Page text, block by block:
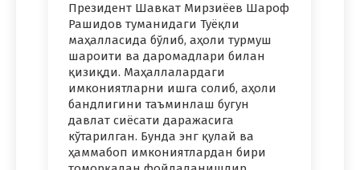
Президент Шавкат Мирзиёев Шароф
Рашидов туманидаги Туёқли
маҳалласида бўлиб, аҳоли турмуш
шароити ва даромадлари билан
қизиқди. Маҳаллалардаги
имкониятларни ишга солиб, аҳоли
бандлигини таъминлаш бугун
давлат сиёсати даражасига
кўтарилган. Бунда энг қулай ва
ҳаммабоп имкониятлардан бири